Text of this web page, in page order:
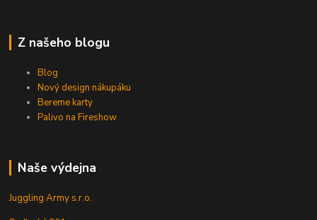
Z našeho blogu
Blog
Nový design nákupáku
Bereme karty
Palivo na Fireshow
Naše výdejna
Juggling Army s.r.o.